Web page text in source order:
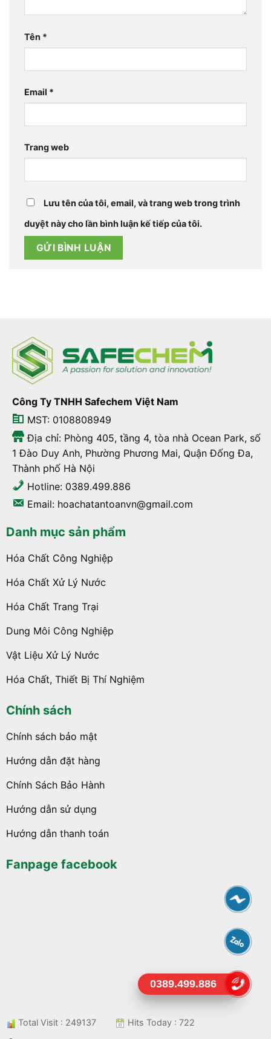
Tên *
Email *
Trang web
Lưu tên của tôi, email, và trang web trong trình
duyệt này cho lần bình luận kế tiếp của tôi.
Công Ty TNHH Safechem Việt Nam
MST: 0108808949
Địa chỉ: Phòng 405, tầng 4, tòa nhà Ocean Park, số
1 Đào Duy Anh, Phường Phương Mai, Quận Đống Đa,
Thành phố Hà Nội
Hotline: 0389.499.886
Email: hoachatantoanvn@gmail.com
Danh mục sản phẩm
Hóa Chất Công Nghiệp
Hóa Chất Xử Lý Nước
Hóa Chất Trang Trại
Dung Môi Công Nghiệp
Vật Liệu Xử Lý Nước
Hóa Chất, Thiết Bị Thí Nghiệm
Chính sách
Chính sách bảo mật
Hướng dẫn đặt hàng
Chính Sách Bảo Hành
Hướng dẫn sử dụng
Hướng dẫn thanh toán
Fanpage facebook
Total Visit : 249137
Hits Today : 722
0389.499.886